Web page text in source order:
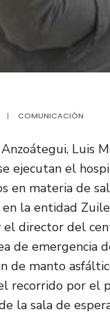
| COMUNICACIÓN
Luis
ejecutan el
en materia de
la entidad
director del
de emergencia
de manto
recorrido por el
la sala de